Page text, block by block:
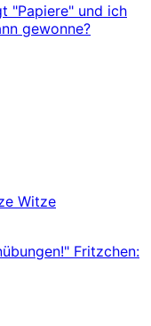
"Papiere" und ich
gewonne?
Witze
Fritzchen: